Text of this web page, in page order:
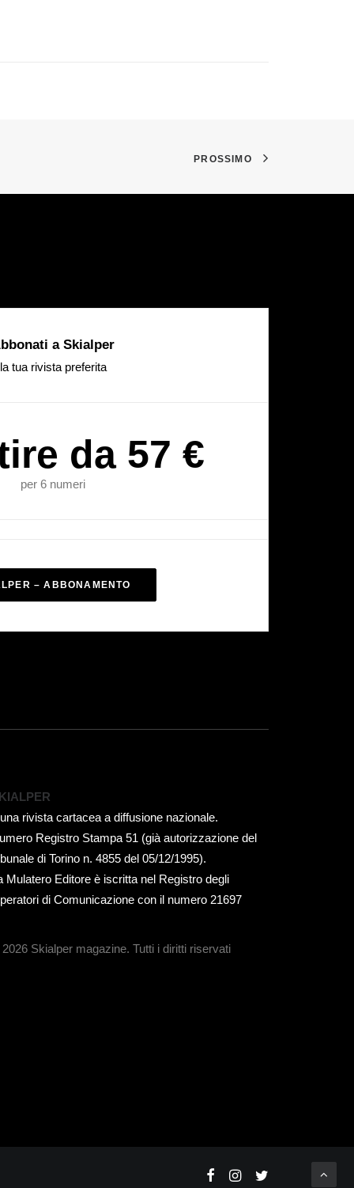
PROSSIMO
a Skialper
la tua rivista preferita
da 57 €
per 6 numeri
– ABBONAMENTO
rivista cartacea a diffusione nazionale.
Registro Stampa 51 (già autorizzazione del
di Torino n. 4855 del 05/12/1995).
Mulatero Editore è iscritta nel Registro degli
di Comunicazione con il numero 21697
Skialper magazine. Tutti i diritti riservati